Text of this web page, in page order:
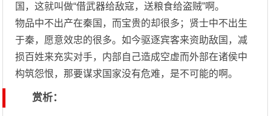
国，这就叫做“借武器给敌寇，送粮食给盗贼”啊。
物品中不出产在秦国，而宝贵的却很多；贤士中不出生
于秦，愿意效忠的很多。如今驱逐宾客来资助敌国，减
损百姓来充实对手，内部自己造成空虚而外部在诸侯中
构筑怨恨，那要谋求国家没有危难，是不可能的啊。
赏析：